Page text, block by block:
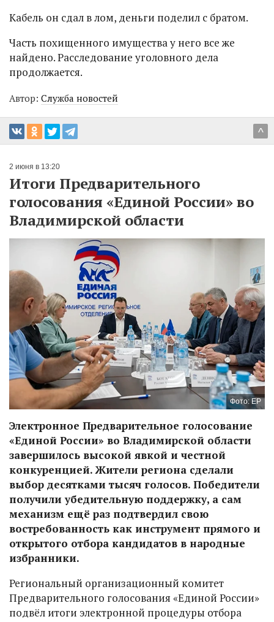
Кабель он сдал в лом, деньги поделил с братом.
Часть похищенного имущества у него все же
найдено. Расследование уголовного дела
продолжается.
Автор: Служба новостей
^
2 июня в 13:20
Итоги Предварительного
голосования «Единой России» во
Владимирской области
Фото: ЕР
Электронное Предварительное голосование
«Единой России» во Владимирской области
завершилось высокой явкой и честной
конкуренцией. Жители региона сделали
выбор десятками тысяч голосов. Победители
получили убедительную поддержку, а сам
механизм ещё раз подтвердил свою
востребованность как инструмент прямого и
открытого отбора кандидатов в народные
избранники.
Региональный организационный комитет
Предварительного голосования «Единой России»
подвёл итоги электронной процедуры отбора